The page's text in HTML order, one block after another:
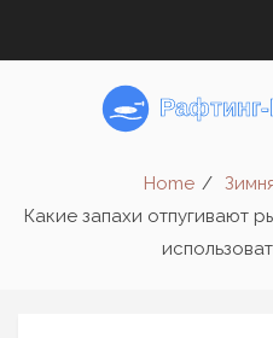
Home
Какие запахи отпугивают